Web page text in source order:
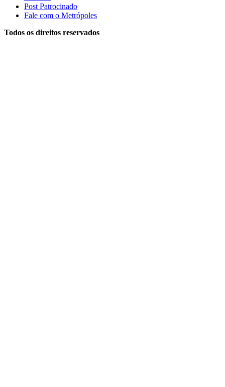
Post Patrocinado
Fale com o Metrópoles
Todos os direitos reservados